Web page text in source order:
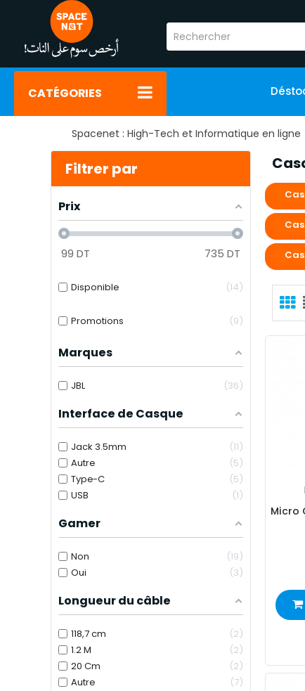
CATÉGORIES
Spacenet : High-Tech et Informatique en ligne
Filtrer par
Prix
99 DT 735 DT
Disponible 14
Promotions 9
Marques
JBL 36
Interface de Casque
Jack 3.5mm
11
Autre
5
Type-C
5
USB
1
Gamer
Non
19
Oui
3
Longueur du câble
118,7 cm
2
1.2 M
2
20 Cm
2
Autre
7
Micro